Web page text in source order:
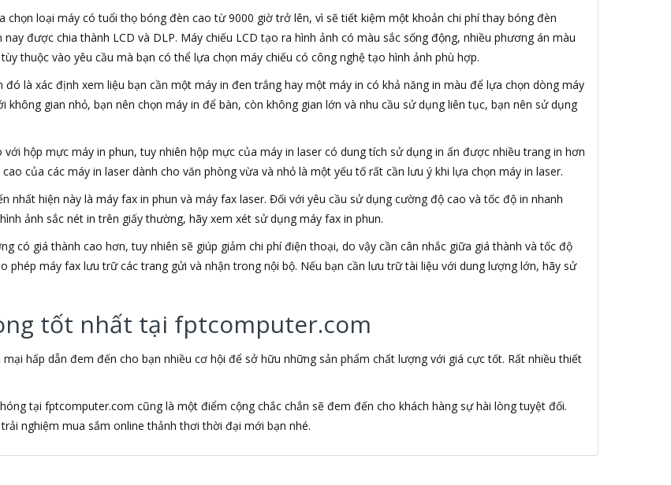
loại máy có tuổi thọ bóng đèn cao từ 9000 giờ trở lên, vì sẽ tiết kiệm một khoản chi phí thay bóng đèn
được chia thành LCD và DLP. Máy chiếu LCD tạo ra hình ảnh có màu sắc sống động, nhiều phương án màu
thuộc vào yêu cầu mà bạn có thể lựa chọn máy chiếu có công nghệ tạo hình ảnh phù hợp.
đó là xác định xem liệu bạn cần một máy in đen trắng hay một máy in có khả năng in màu để lựa chọn dòng máy
gian nhỏ, bạn nên chọn máy in để bàn, còn không gian lớn và nhu cầu sử dụng liên tục, bạn nên sử dụng
hộp mực máy in phun, tuy nhiên hộp mực của máy in laser có dung tích sử dụng in ấn được nhiều trang in hơn
của các máy in laser dành cho văn phòng vừa và nhỏ là một yếu tố rất cần lưu ý khi lựa chọn máy in laser.
nhất hiện này là máy fax in phun và máy fax laser. Đối với yêu cầu sử dụng cường độ cao và tốc độ in nhanh
ảnh sắc nét in trên giấy thường, hãy xem xét sử dụng máy fax in phun.
có giá thành cao hơn, tuy nhiên sẽ giúp giảm chi phí điện thoại, do vậy cần cân nhắc giữa giá thành và tốc độ
phép máy fax lưu trữ các trang gửi và nhận trong nội bộ. Nếu bạn cần lưu trữ tài liệu với dung lượng lớn, hãy sử
tốt nhất tại fptcomputer.com
hấp dẫn đem đến cho bạn nhiều cơ hội để sở hữu những sản phẩm chất lượng với giá cực tốt. Rất nhiều thiết
tại fptcomputer.com cũng là một điểm cộng chắc chắn sẽ đem đến cho khách hàng sự hài lòng tuyệt đối.
nghiệm mua sắm online thảnh thơi thời đại mới bạn nhé.